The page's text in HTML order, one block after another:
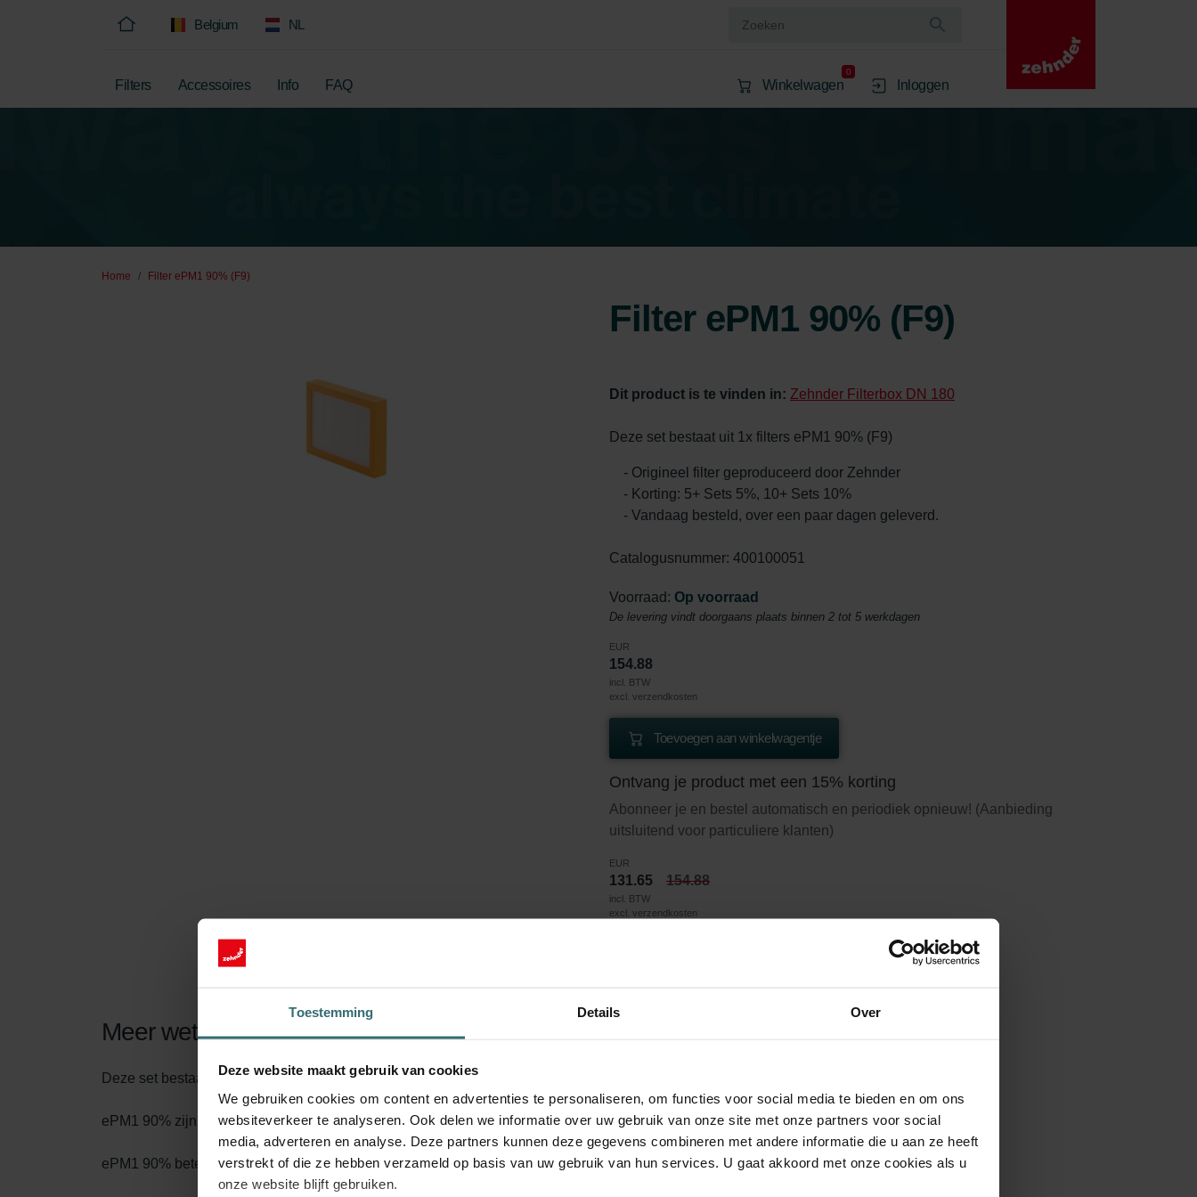
Toestemming Details Over
Deze website maakt gebruik van cookies
We gebruiken cookies om content en advertenties te personaliseren, om functies voor social media te bieden en om ons
websiteverkeer te analyseren. Ook delen we informatie over uw gebruik van onze site met onze partners voor social
media, adverteren en analyse. Deze partners kunnen deze gegevens combineren met andere informatie die u aan ze heeft
verstrekt of die ze hebben verzameld op basis van uw gebruik van hun services. U gaat akkoord met onze cookies als u
onze website blijft gebruiken.
Belgium NL
Filters Accessoires Info FAQ Winkelwagen
0
Inloggen
Home Filter ePM1 90% (F9)
Filter ePM1 90% (F9)
Dit product is te vinden in: Zehnder Filterbox DN 180
Deze set bestaat uit 1x filters ePM1 90% (F9)
- Origineel filter geproduceerd door Zehnder
- Korting: 5+ Sets 5%, 10+ Sets 10%
- Vandaag besteld, over een paar dagen geleverd.
Catalogusnummer: 400100051
Voorraad: Op voorraad
De levering vindt doorgaans plaats binnen 2 tot 5 werkdagen
EUR
154.88
incl. BTW
excl. verzendkosten
Toevoegen aan winkelwagentje
Ontvang je product met een 15% korting
Abonneer je en bestel automatisch en periodiek opnieuw! (Aanbieding
uitsluitend voor particuliere klanten)
EUR
131.65 154.88
incl. BTW
excl. verzendkosten
Meer weten over onze Filter ePM1 90% (F9)
Deze set bestaat uit 1x filters ePM1 90% (F9)
ePM1 90% zijn de namen volgens de nieuwe filternorm ISO 16890. ePM1 verwijst naar deeltjes 0,3-1 micron.
ePM1 90% betekent dat tenminste 90% van de deeltjes in het interval 0,3 - 1 micron worden verwijderd.